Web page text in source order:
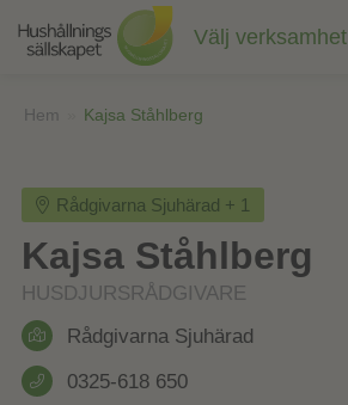
innehåll
Välj verksamhet
Hem Kajsa Ståhlberg
Rådgivarna Sjuhärad + 1
Kajsa Ståhlberg
HUSDJURSRÅDGIVARE
Rådgivarna Sjuhärad
0325-618 650